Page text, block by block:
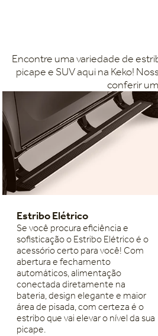
Encontre uma variedade de
picape e SUV aqui na Keko!
conferir
Estribo Elétrico
Se você procura eficiência e
sofisticação o Estribo Elétrico é o
acessório certo para você! Com
abertura e fechamento
automáticos, alimentação
conectada diretamente na
bateria, design elegante e maior
área de pisada, com certeza é o
estribo que vai elevar o nível da sua
picape.